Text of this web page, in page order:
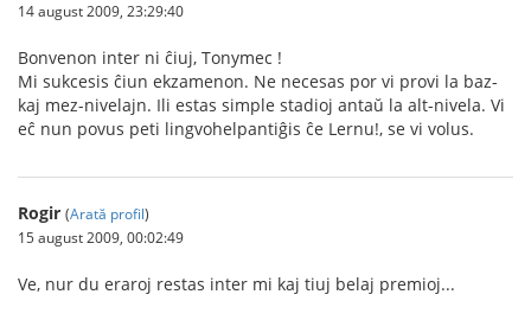
14 august 2009, 23:29:40
Bonvenon inter ni ĉiuj, Tonymec !
Mi sukcesis ĉiun ekzamenon. Ne necesas por vi provi la baz-
kaj mez-nivelajn. Ili estas simple stadioj antaŭ la alt-nivela. Vi
eĉ nun povus peti lingvohelpantiĝis ĉe Lernu!, se vi volus.
Rogir (Arată profil)
15 august 2009, 00:02:49
Ve, nur du eraroj restas inter mi kaj tiuj belaj premioj...